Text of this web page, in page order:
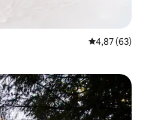
Gemiddelde
4,87 (63)